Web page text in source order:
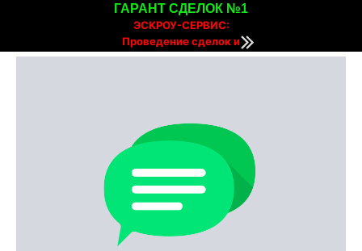
ЭСКРОУ-СЕРВИС:
Проведение сделок и
расчетов онлайн
ГАРАНТ СДЕЛОК №1